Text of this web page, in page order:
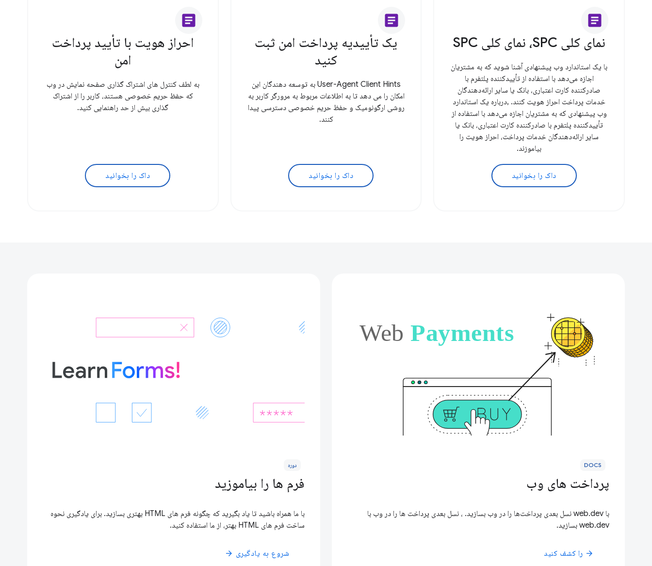
article
نمای کلی SPC، نمای کلی SPC
با یک استاندارد وب پیشنهادی آشنا شوید که به مشتریان
اجازه می‌دهد با استفاده از تأییدکننده پلتفرم با
صادرکننده کارت اعتباری، بانک یا سایر ارائه‌دهندگان
خدمات پرداخت احراز هویت کنند. ,درباره یک استاندارد
وب پیشنهادی که به مشتریان اجازه می‌دهد با استفاده از
تأییدکننده پلتفرم با صادرکننده کارت اعتباری، بانک یا
سایر ارائه‌دهندگان خدمات پرداخت، احراز هویت را
بیاموزند.
داک را بخوانید
article
یک تأییدیه پرداخت امن ثبت
کنید
User-Agent Client Hints به توسعه دهندگان این
امکان را می دهد تا به اطلاعات مربوط به مرورگر کاربر به
روشی ارگونومیک و حفظ حریم خصوصی دسترسی پیدا
کنند.
داک را بخوانید
article
احراز هویت با تأیید پرداخت
امن
به لطف کنترل های اشتراک گذاری صفحه نمایش در وب
که حفظ حریم خصوصی هستند، کاربر را از اشتراک
گذاری بیش از حد راهنمایی کنید.
داک را بخوانید
DOCS
پرداخت های وب
با web.dev نسل بعدی پرداخت‌ها را در وب بسازید. ، نسل بعدی پرداخت ها را در وب با
web.dev بسازید.
arrow_forward را کشف کنید
دوره
فرم ها را بیاموزید
با ما همراه باشید تا یاد بگیرید که چگونه فرم های HTML بهتری بسازید. برای یادگیری نحوه
ساخت فرم های HTML بهتر، از ما استفاده کنید.
شروع به یادگیری arrow_forward